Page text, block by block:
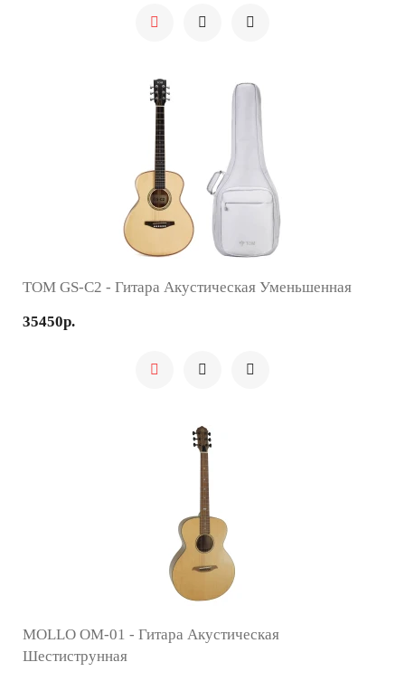
TOM GS-C2 - Гитара Акустическая Уменьшенная
35450р.
MOLLO OM-01 - Гитара Акустическая
Шестиструнная